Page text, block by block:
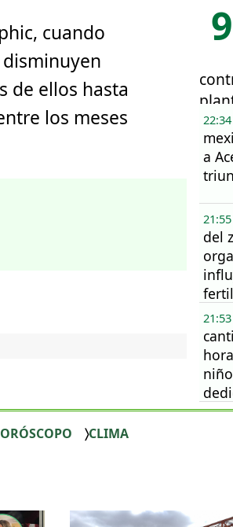
cuando
de ellos hasta
los meses
22:34
a
21:55
del
21:53
CLIMA